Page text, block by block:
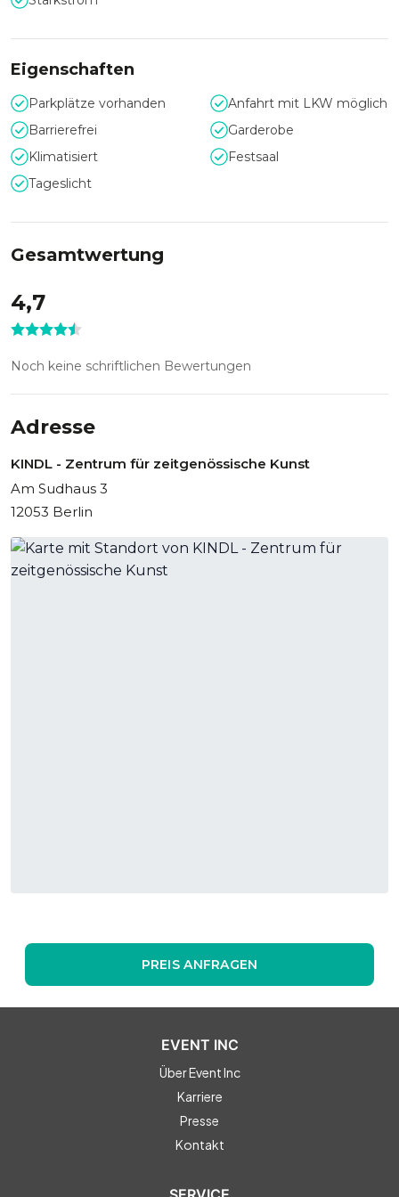
und verfügt über eine gute Verkehrsanbindung sowie über
komfortable Anreise mit allen öffentlichen Verkehrsmitteln
und dem PKW erfolgen kann.
Die Erlöse aus Ihrer Veranstaltung werden für das KINDL
verwendet und unterstützen zukünftige Ausstellungen.
Eigenschaften
Parkplätze vorhanden
Anfahrt mit LKW möglich
Barrierefrei
Garderobe
Klimatisiert
Festsaal
Tageslicht
Gesamtwertung
4,7
Noch keine schriftlichen Bewertungen
Adresse
KINDL - Zentrum für zeitgenössische Kunst
Am Sudhaus 3
12053 Berlin
PREIS ANFRAGEN
EVENT INC
Über Event Inc
Karriere
Presse
Kontakt